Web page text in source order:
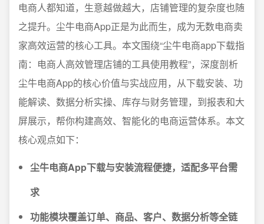
电商人都知道，生意越做越大，店铺管理的复杂度也随
之提升。尘牛电商App正是为此而生，成为无数电商卖
家高效运营的核心工具。本文围绕“尘牛电商app下载指
南：电商人高效管理店铺的工具使用教程”，深度剖析
尘牛电商App的核心价值与实战应用，从下载安装、功
能解读、数据分析实操、库存与财务管理，到报表和大
屏展示，帮你构建高效、智能化的电商运营体系。本文
核心观点如下：
尘牛电商App下载与安装流程便捷，适配多平台需
求
功能模块覆盖订单、商品、客户、数据分析等全链